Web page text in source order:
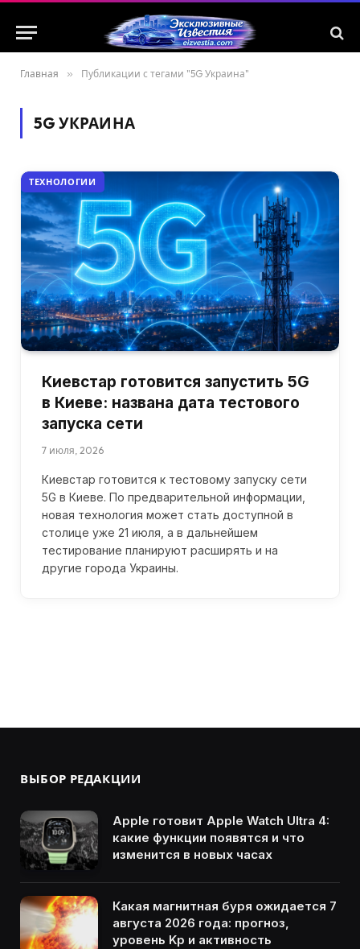
Главная » Публикации с тегами "5G Украина"
5G УКРАИНА
ТЕХНОЛОГИИ
Киевстар готовится запустить 5G
в Киеве: названа дата тестового
запуска сети
7 июля, 2026
Киевстар готовится к тестовому запуску сети
5G в Киеве. По предварительной информации,
новая технология может стать доступной в
столице уже 21 июля, а в дальнейшем
тестирование планируют расширять и на
другие города Украины.
ВЫБОР РЕДАКЦИИ
Apple готовит Apple Watch Ultra 4:
какие функции появятся и что
изменится в новых часах
Какая магнитная буря ожидается 7
августа 2026 года: прогноз,
уровень Kp и активность